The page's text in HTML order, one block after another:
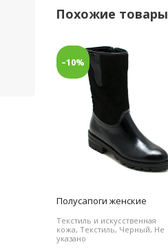
Похожие товары
–10%
Полусапоги женские
Текстиль и искусственная
кожа, Текстиль, Черный, Не
указано